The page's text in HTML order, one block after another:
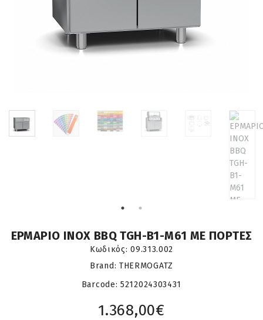
ΕΡΜΑΡΙΟ INOX BBQ TGH-B1-M61 ΜΕ ΠΟΡΤΕΣ
Κωδικός:09.313.002
Brand: THERMOGATZ
Barcode:5212024303431
1.368,00€